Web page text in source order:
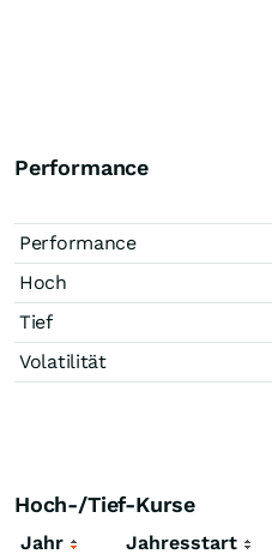
Performance
Performance
Hoch
Tief
Volatilität
Hoch-/Tief-Kurse
Jahr Jahresstart